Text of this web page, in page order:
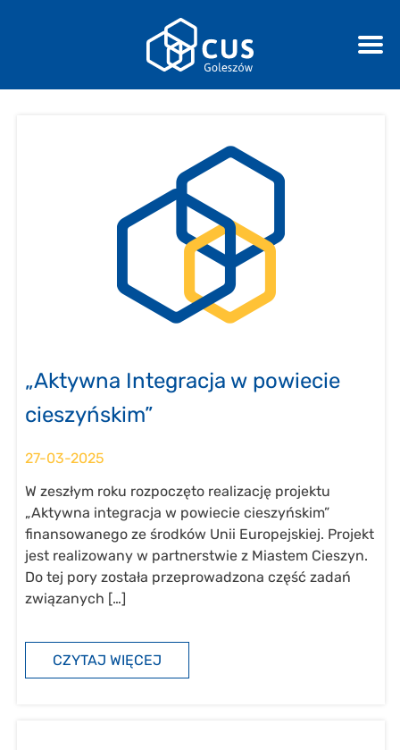
„Aktywna Integracja w powiecie
cieszyńskim”
27-03-2025
W zeszłym roku rozpoczęto realizację projektu
„Aktywna integracja w powiecie cieszyńskim”
finansowanego ze środków Unii Europejskiej. Projekt
jest realizowany w partnerstwie z Miastem Cieszyn.
Do tej pory została przeprowadzona część zadań
związanych […]
CZYTAJ WIĘCEJ